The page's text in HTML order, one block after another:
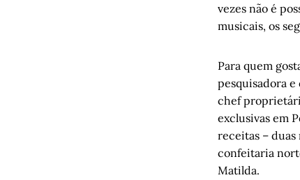
vezes não é
musicais, os
Para quem
pesquisadora
chef
exclusivas em
receitas – duas
confeitaria
Matilda.